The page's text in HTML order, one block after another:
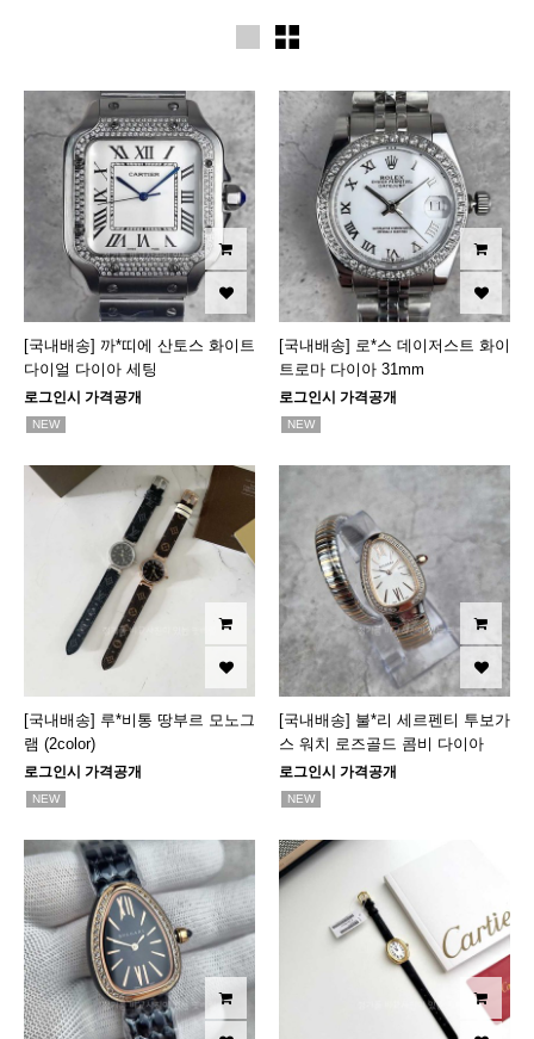
[국내배송] 까*띠에 산토스 화이트
다이얼 다이아 세팅
로그인시 가격공개
NEW
[국내배송] 로*스 데이저스트 화이
트로마 다이아 31mm
로그인시 가격공개
NEW
[국내배송] 루*비통 땅부르 모노그
램 (2color)
로그인시 가격공개
NEW
[국내배송] 불*리 세르펜티 투보가
스 워치 로즈골드 콤비 다이아
로그인시 가격공개
NEW